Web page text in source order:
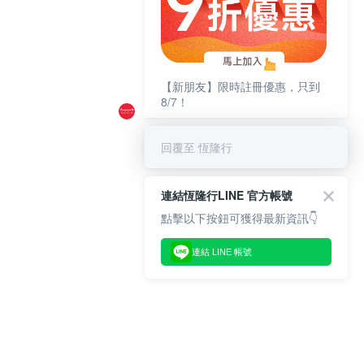
【新朋友】限時註冊優惠，只到
8/7！
回覆至 恆隆行
連結恆隆行LINE 官方帳號
點擊以下按鈕可獲得最新資訊👇
連結 LINE 帳號